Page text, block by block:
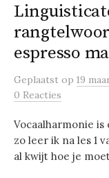
espresso
Geplaatst op 19
0 Reacties
Vocaalharmonie
zo leer ik na les 1
al kwijt hoe je